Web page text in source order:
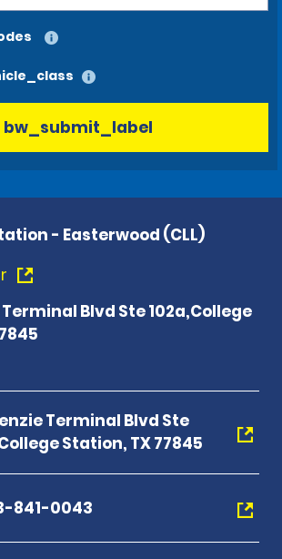
bw_submit_label
- Easterwood (CLL)
Terminal Blvd Ste
Station, TX 77845
841-0043